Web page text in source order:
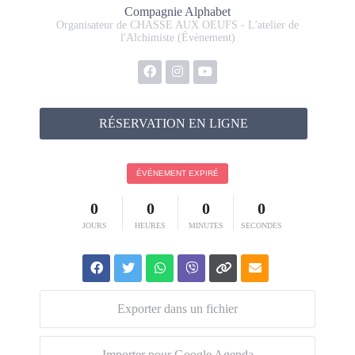
Compagnie Alphabet
Organisateur de CHASSE AUX OEUFS - L'atelier de
l'Alchimiste (Évènement)
RÉSERVATION EN LIGNE
ÉVÉNEMENT EXPIRÉ
0
JOURS
0
HEURES
0
MINUTES
0
SECONDES
Exporter dans un fichier